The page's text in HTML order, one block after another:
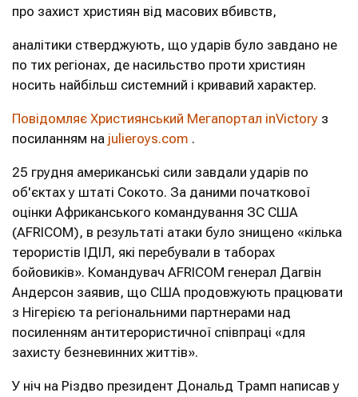
про захист християн від масових вбивств,
аналітики стверджують, що ударів було завдано не
по тих регіонах, де насильство проти християн
носить найбільш системний і кривавий характер.
Повідомляє Християнський Мегапортал inVictory з
посиланням на julieroys.com .
25 грудня американські сили завдали ударів по
об'єктах у штаті Сокото. За даними початкової
оцінки Африканського командування ЗС США
(AFRICOM), в результаті атаки було знищено «кілька
терористів ІДІЛ, які перебували в таборах
бойовиків». Командувач AFRICOM генерал Дагвін
Андерсон заявив, що США продовжують працювати
з Нігерією та регіональними партнерами над
посиленням антитерористичної співпраці «для
захисту безневинних життів».
У ніч на Різдво президент Дональд Трамп написав у